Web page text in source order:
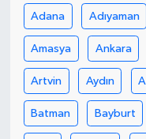
Adana Adıyaman
Amasya Ankara
Artvin Aydın
Batman Bayburt